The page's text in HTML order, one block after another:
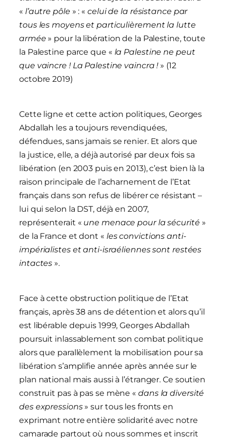
« l’autre pôle » : « celui de la résistance par
tous les moyens et particulièrement la lutte
armée » pour la libération de la Palestine, toute
la Palestine parce que « la Palestine ne peut
que vaincre ! La Palestine vaincra !» (12
octobre 2019)
Cette ligne et cette action politiques, Georges
Abdallah les a toujours revendiquées,
défendues, sans jamais se renier. Et alors que
la justice, elle, a déjà autorisé par deux fois sa
libération (en 2003 puis en 2013), c’est bien là la
raison principale de l’acharnement de l’Etat
français dans son refus de libérer ce résistant –
lui qui selon la DST, déjà en 2007,
représenterait « une menace pour la sécurité »
de la France et dont « les convictions anti-
impérialistes et anti-israéliennes sont restées
intactes ».
Face à cette obstruction politique de l’Etat
français, après 38 ans de détention et alors qu’il
est libérable depuis 1999, Georges Abdallah
poursuit inlassablement son combat politique
alors que parallèlement la mobilisation pour sa
libération s’amplifie année après année sur le
plan national mais aussi à l’étranger. Ce soutien
construit pas à pas se mène « dans la diversité
des expressions» sur tous les fronts en
exprimant notre entière solidarité avec notre
camarade partout où nous sommes et inscrit